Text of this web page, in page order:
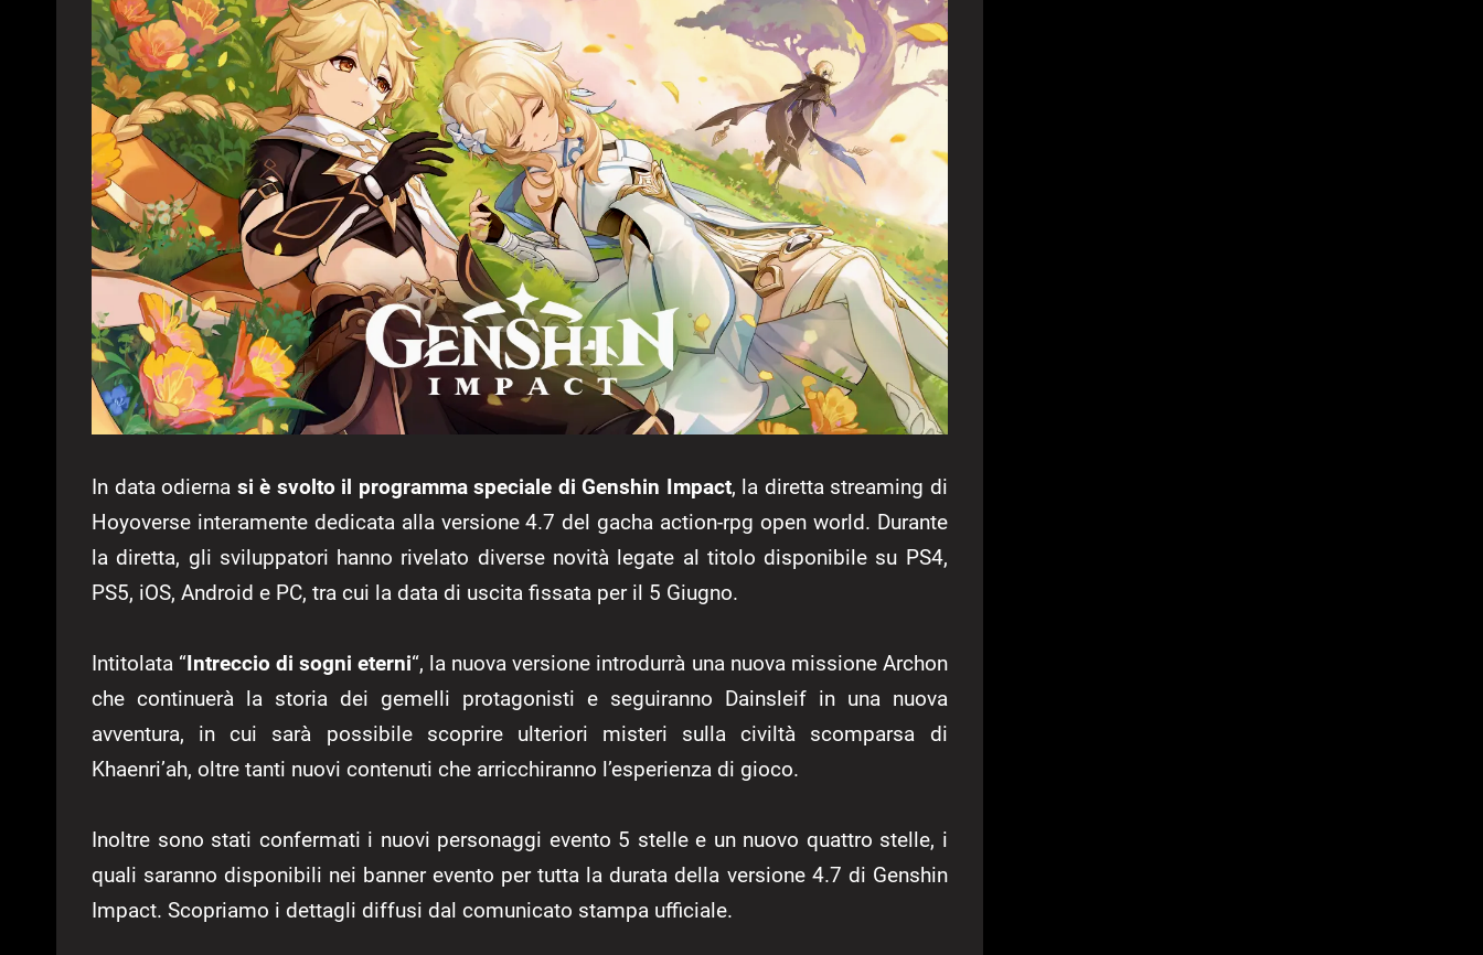
In data odierna si è svolto il programma speciale di Genshin Impact, la diretta streaming di
Hoyoverse interamente dedicata alla versione 4.7 del gacha action-rpg open world. Durante
la diretta, gli sviluppatori hanno rivelato diverse novità legate al titolo disponibile su PS4,
PS5, iOS, Android e PC, tra cui la data di uscita fissata per il 5 Giugno.
Intitolata “Intreccio di sogni eterni“, la nuova versione introdurrà una nuova missione Archon
che continuerà la storia dei gemelli protagonisti e seguiranno Dainsleif in una nuova
avventura, in cui sarà possibile scoprire ulteriori misteri sulla civiltà scomparsa di
Khaenri’ah, oltre tanti nuovi contenuti che arricchiranno l’esperienza di gioco.
Inoltre sono stati confermati i nuovi personaggi evento 5 stelle e un nuovo quattro stelle, i
quali saranno disponibili nei banner evento per tutta la durata della versione 4.7 di Genshin
Impact. Scopriamo i dettagli diffusi dal comunicato stampa ufficiale.